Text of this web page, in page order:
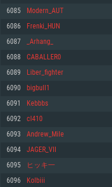
최소사양
운영체제: Windows 10 (64 bit)
프로세서: 2.2 GHz 듀얼코어 이상
메모리: 4GB
그래픽 카드: DirectX 11 이상을
GeForce GT 660. 최소 사양 해상
네트워크: 브로드밴드 인터넷
여유 저장 공간: 22.1 GB (최소 클
권장 사양
최소사양
운영체제: Mac OS Big Sur 11.0
프로세서: 최소 2.2 GHz의 Core
메모리: 6 GB
그래픽 카드: Metal 을 지원하는
능을 가지는 Mac 버전의 AMD/
네트워크: 브로드밴드 인터넷
여유 저장 공간: 22.1 GB (최소 클
권장 사양
최소사양
운영체제: 64bit Linux 중 최신 버
프로세서: 2.4 GHz 듀얼코어
메모리: 4 GB
그래픽 카드: Vulkan 을 지원하
660 (6개월 미만) 혹은 그와 동
원하는 AMD (6개월 미만; 최소
네트워크: 브로드밴드 인터넷
여유 저장 공간: 22.1 GB (최소 클
권장 사양
6085 Modern_AUT
6086 Frenki_HUN
6087 _Arhang_
6088 CABALLER0
6089 Liber_fighter
6090 bigbull1
6091 Kebbbs
6092 cl410
6093 Andrew_Mile
6094 JAGER_VII
6095 ヒッキ一
6096 Kolbiii